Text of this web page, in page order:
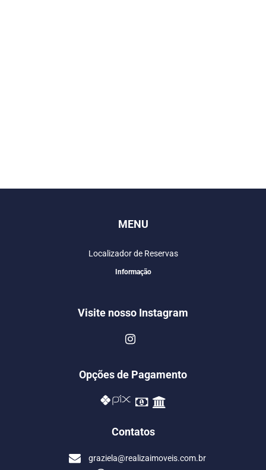
MENU
Localizador de Reservas
Informação
Visite nosso Instagram
Opções de Pagamento
Contatos
graziela@realizaimoveis.com.br